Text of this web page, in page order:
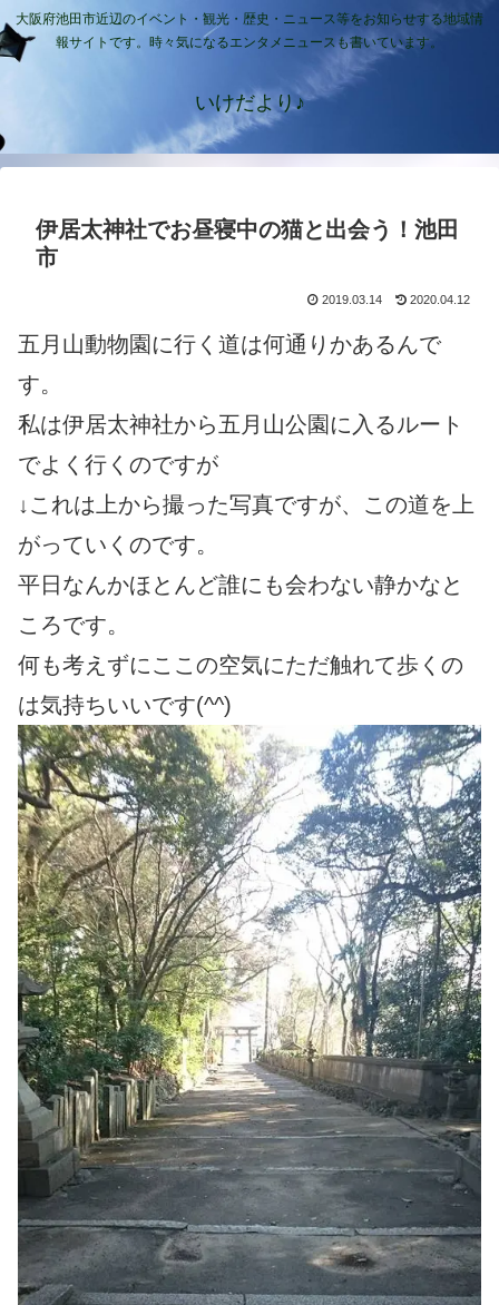
大阪府池田市近辺のイベント・観光・歴史・ニュース等をお知らせする地域情
報サイトです。時々気になるエンタメニュースも書いています。
いけだより♪
伊居太神社でお昼寝中の猫と出会う！池田
市
2019.03.14 2020.04.12
五月山動物園に行く道は何通りかあるんで
す。
私は伊居太神社から五月山公園に入るルート
でよく行くのですが
↓これは上から撮った写真ですが、この道を上
がっていくのです。
平日なんかほとんど誰にも会わない静かなと
ころです。
何も考えずにここの空気にただ触れて歩くの
は気持ちいいです(^^)